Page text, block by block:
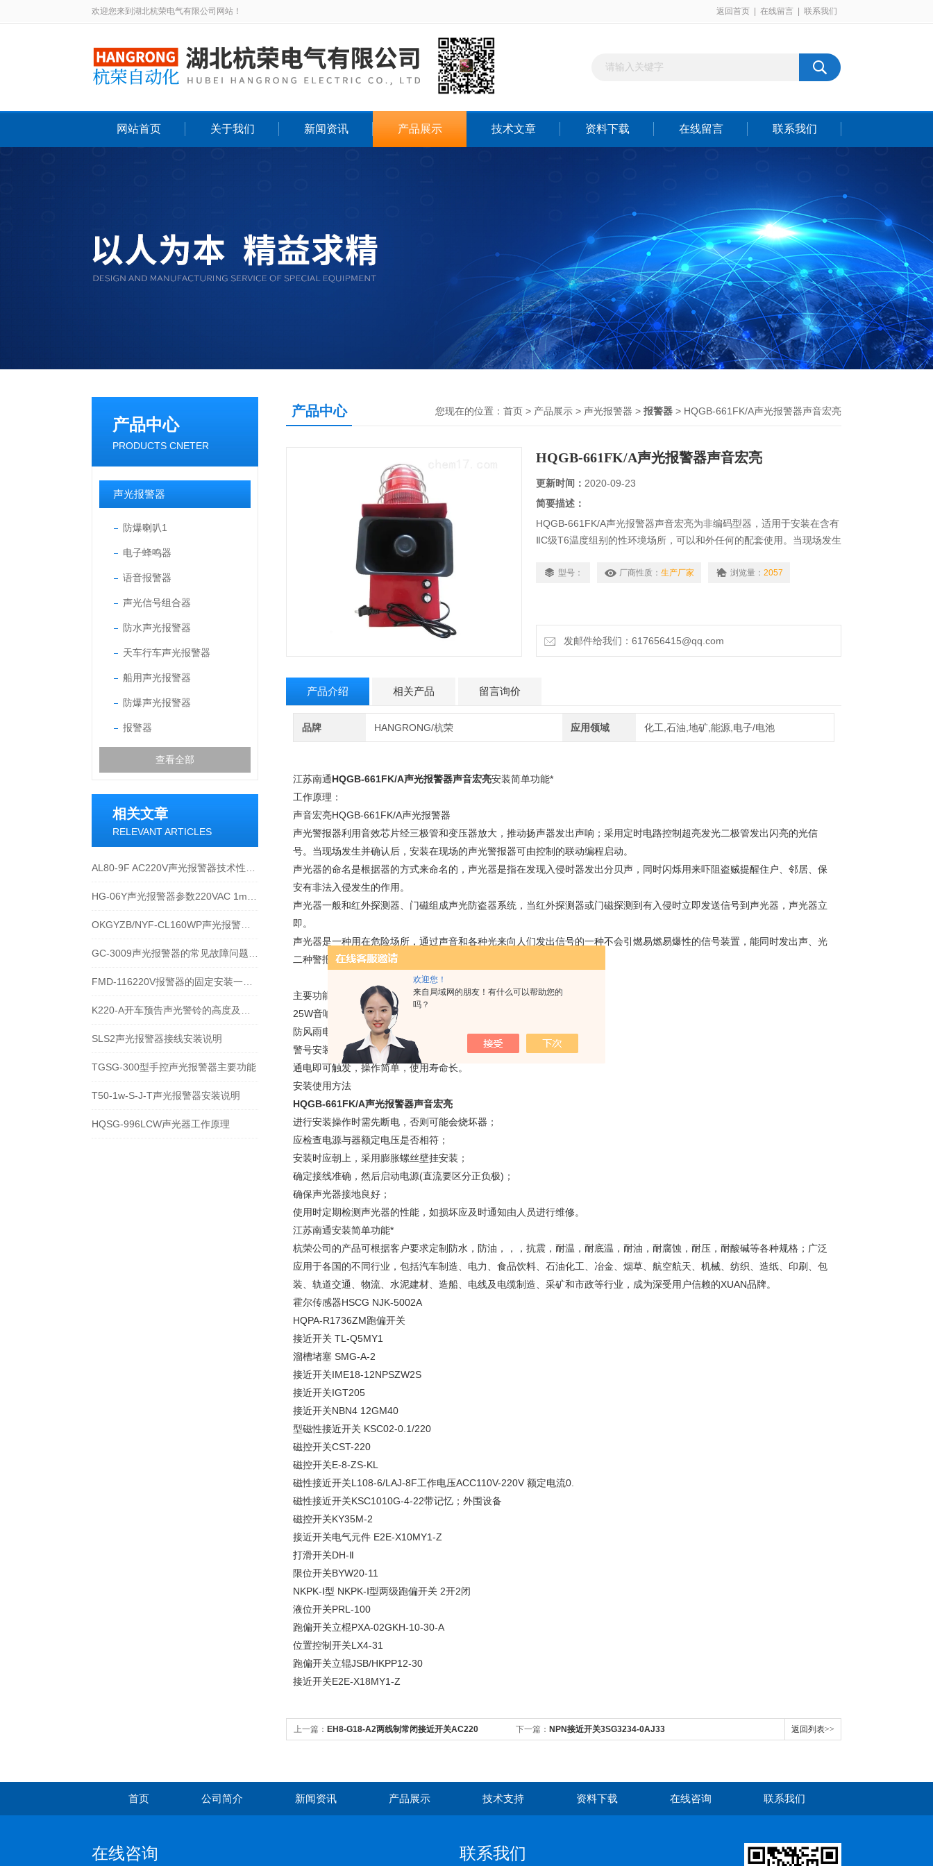
欢迎您！
来自局域网的朋友！有什么可以帮助您的
吗？
欢迎您来到湖北杭荣电气有限公司网站！ 返回首页 在线留言 联系我们
网站首页 关于我们 新闻资讯 产品展示 技术文章 资料下载 在线留言 联系我们
产品中心
PRODUCTS CNETER
声光报警器
防爆喇叭1
电子蜂鸣器
语音报警器
声光信号组合器
防水声光报警器
天车行车声光报警器
船用声光报警器
防爆声光报警器
报警器
查看全部
相关文章
RELEVANT ARTICLES
SLS2声光报警器接线安装说明
TGSG-300型手控声光报警器主要功能
T50-1w-S-J-T声光报警器安装说明
HQSG-996LCW声光器工作原理
产品中心 您现在的位置： 首页 > 产品展示 > 声光报警器 > 报警器 > HQGB-661FK/A声光报警器声音宏亮
HQGB-661FK/A声光报警器声音宏亮
更新时间： 2020-09-23
简要描述：
HQGB-661FK/A声光报警器声音宏亮为非编码型器，适用于安装在含有
ⅡC级T6温度组别的性环境场所，可以和外任何的配套使用。当现场发生
号，完成目的。本产品也可同手动按钮相互配合使用，达到简单的声光
型号： 厂商性质： 生产厂家 浏览量： 2057
发邮件给我们：617656415@qq.com
产品介绍 相关产品 留言询价
品牌 HANGRONG/杭荣 应用领域 化工,石油,地矿,能源,电子/电池
江苏南通HQGB-661FK/A声光报警器声音宏亮安装简单功能*
工作原理：
声音宏亮HQGB-661FK/A声光报警器
声光警报器利用音效芯片经三极管和变压器放大，推动扬声器发出声响；采用定时电路控制超亮发光二极管发出闪亮的光信
号。当现场发生并确认后，安装在现场的声光警报器可由控制的联动编程启动。
声光器的命名是根据器的方式来命名的，声光器是指在发现入侵时器发出分贝声，同时闪烁用来吓阻盗贼提醒住户、邻居、保
安有非法入侵发生的作用。
声光器一般和红外探测器、门磁组成声光防盗器系统，当红外探测器或门磁探测到有入侵时立即发送信号到声光器，声光器立
即。
声光器是一种用在危险场所，通过声音和各种光来向人们发出信号的一种不会引燃易燃易爆性的信号装置，能同时发出声、光
二种警报信号。
主要功能及特点
25W音响声音宏亮，可根据用户要求定制，分贝可达110B；
防风雨电路工艺设计防水、防尘、；
警号安装简单，功能*；
通电即可触发，操作简单，使用寿命长。
安装使用方法
HQGB-661FK/A声光报警器声音宏亮
进行安装操作时需先断电，否则可能会烧坏器；
应检查电源与器额定电压是否相符；
安装时应朝上，采用膨胀螺丝壁挂安装；
确定接线准确，然后启动电源(直流要区分正负极)；
确保声光器接地良好；
使用时定期检测声光器的性能，如损坏应及时通知由人员进行维修。
江苏南通安装简单功能*
杭荣公司的产品可根据客户要求定制防水，防油，，，抗震，耐温，耐底温，耐油，耐腐蚀，耐压，耐酸碱等各种规格；广泛
应用于各国的不同行业，包括汽车制造、电力、食品饮料、石油化工、冶金、烟草、航空航天、机械、纺织、造纸、印刷、包
装、轨道交通、物流、水泥建材、造船、电线及电缆制造、采矿和市政等行业，成为深受用户信赖的XUAN品牌。
霍尔传感器HSCG NJK-5002A
HQPA-R1736ZM跑偏开关
接近开关 TL-Q5MY1
溜槽堵塞 SMG-A-2
接近开关IME18-12NPSZW2S
接近开关IGT205
接近开关NBN4 12GM40
型磁性接近开关 KSC02-0.1/220
磁控开关CST-220
磁控开关E-8-ZS-KL
磁性接近开关L108-6/LAJ-8F工作电压ACC110V-220V 额定电流0.
磁性接近开关KSC1010G-4-22带记忆；外围设备
磁控开关KY35M-2
接近开关电气元件 E2E-X10MY1-Z
打滑开关DH-Ⅱ
限位开关BYW20-11
NKPK-Ⅰ型 NKPK-Ⅰ型两级跑偏开关 2开2闭
液位开关PRL-100
跑偏开关立棍PXA-02GKH-10-30-A
位置控制开关LX4-31
跑偏开关立辊JSB/HKPP12-30
接近开关E2E-X18MY1-Z
上一篇： EH8-G18-A2两线制常闭接近开关AC220 下一篇： NPN接近开关3SG3234-0AJ33 返回列表>>
首页 公司简介 新闻资讯 产品展示 技术支持 资料下载 在线咨询 联系我们
在线咨询 联系我们